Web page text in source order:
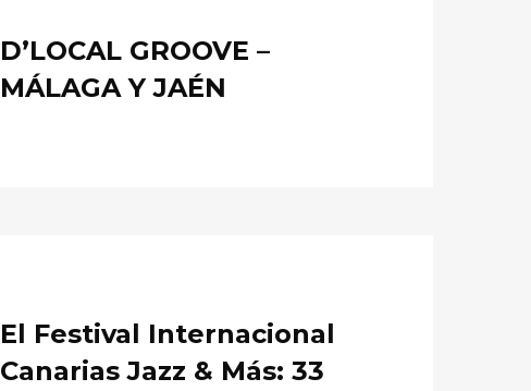
D’LOCAL GROOVE –
MÁLAGA Y JAÉN
El Festival Internacional
Canarias Jazz & Más: 33